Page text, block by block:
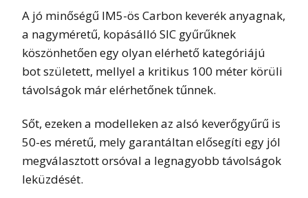
A jó minőségű IM5-ös Carbon keverék anyagnak,
a nagyméretű, kopásálló SIC gyűrűknek
köszönhetően egy olyan elérhető kategóriájú
bot született, mellyel a kritikus 100 méter körüli
távolságok már elérhetőnek tűnnek.
Sőt, ezeken a modelleken az alsó keverőgyűrű is
50-es méretű, mely garantáltan elősegíti egy jól
megválasztott orsóval a legnagyobb távolságok
leküzdését.